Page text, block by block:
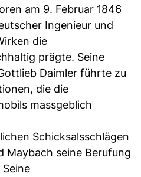
am 9. Februar 1846
Ingenieur und
die
prägte. Seine
Daimler führte zu
die die
massgeblich
Schicksalsschlägen
Maybach seine Berufung